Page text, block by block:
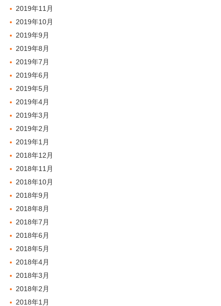
2019年11月
2019年10月
2019年9月
2019年8月
2019年7月
2019年6月
2019年5月
2019年4月
2019年3月
2019年2月
2019年1月
2018年12月
2018年11月
2018年10月
2018年9月
2018年8月
2018年7月
2018年6月
2018年5月
2018年4月
2018年3月
2018年2月
2018年1月